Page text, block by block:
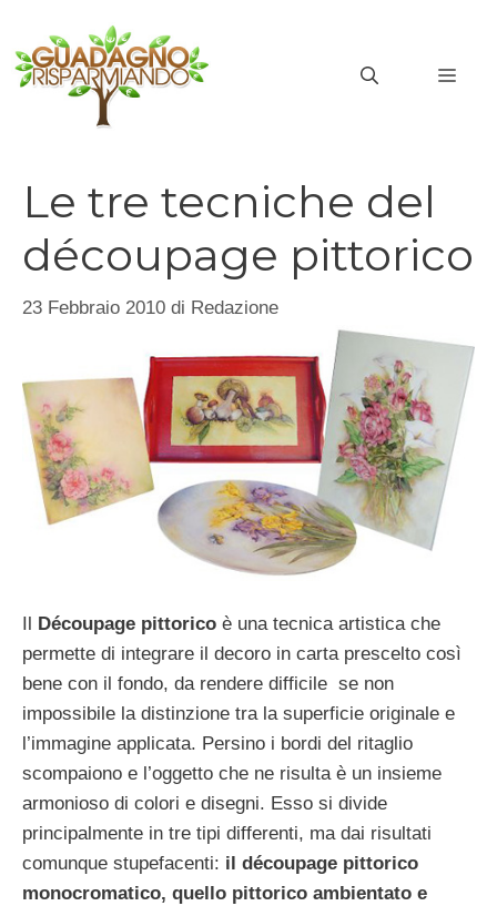
contenuto
Le tre tecniche del
découpage pittorico
23 Febbraio 2010 di Redazione
Découpage pittorico è una tecnica artistica che
permette di integrare il decoro in carta prescelto così
bene con il fondo, da rendere difficile se non
impossibile la distinzione tra la superficie originale e
l’immagine applicata. Persino i bordi del ritaglio
scompaiono e l’oggetto che ne risulta è un insieme
armonioso di colori e disegni. Esso si divide
principalmente in tre tipi differenti, ma dai risultati
comunque stupefacenti: il découpage pittorico
monocromatico, quello pittorico ambientato e